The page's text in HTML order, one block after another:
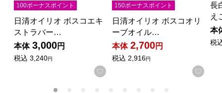
100ボーナスポイント
日清オイリオ ボスコエキ
ストラバー…
本体 3,000円
税込 3,240円
お気に入りに登録する
150ボーナスポイント
日清オイリオ ボスコオリ
ーブオイル…
本体 2,700円
税込 2,916円
お気
長
え
本
税